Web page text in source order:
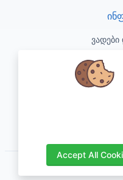
Copyrights © 2026. All
Accept All